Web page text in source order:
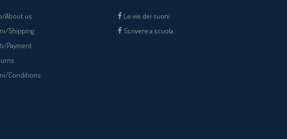
About us
Shipping
Payment
Conditions
Le vie dei suoni
Scrivere a scuola